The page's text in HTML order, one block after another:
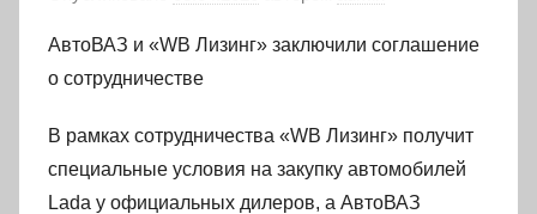
АвтоВАЗ и «WB Лизинг» заключили соглашение
о сотрудничестве
В рамках сотрудничества «WB Лизинг» получит
специальные условия на закупку автомобилей
Lada у официальных дилеров, а АвтоВАЗ